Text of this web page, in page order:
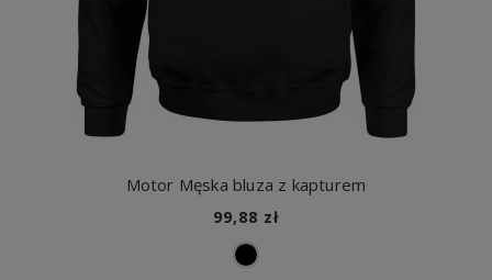
Motor Męska bluza z kapturem
99,88 zł